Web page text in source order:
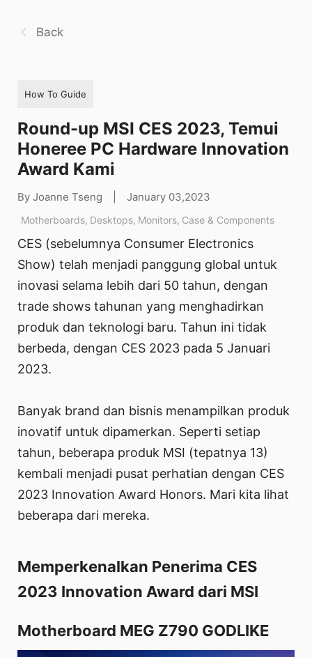
Back
How To Guide
Round-up MSI CES 2023, Temui
Honeree PC Hardware Innovation
Award Kami
By Joanne Tseng January 03,2023
Motherboards, Desktops, Monitors, Case & Components
CES (sebelumnya Consumer Electronics
Show) telah menjadi panggung global untuk
inovasi selama lebih dari 50 tahun, dengan
trade shows tahunan yang menghadirkan
produk dan teknologi baru. Tahun ini tidak
berbeda, dengan CES 2023 pada 5 Januari
2023.
Banyak brand dan bisnis menampilkan produk
inovatif untuk dipamerkan. Seperti setiap
tahun, beberapa produk MSI (tepatnya 13)
kembali menjadi pusat perhatian dengan CES
2023 Innovation Award Honors. Mari kita lihat
beberapa dari mereka.
Memperkenalkan Penerima CES
2023 Innovation Award dari MSI
Motherboard MEG Z790 GODLIKE